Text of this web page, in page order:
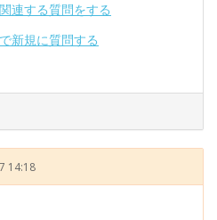
連する質問をする
新規に質問する
14:18